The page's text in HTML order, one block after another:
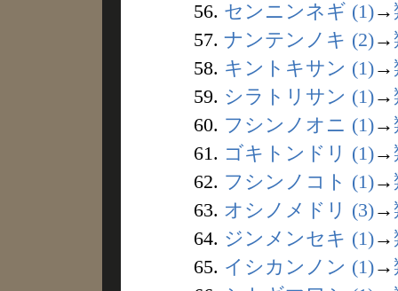
56. センニンネギ (1)→
57. ナンテンノキ (2)→
58. キントキサン (1)→
59. シラトリサン (1)→
60. フシンノオニ (1)→
61. ゴキトンドリ (1)→
62. フシンノコト (1)→
63. オシノメドリ (3)→
64. ジンメンセキ (1)→
65. イシカンノン (1)→